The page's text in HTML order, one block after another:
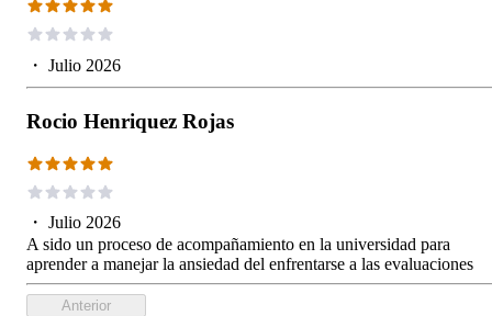
・ Julio 2026
Rocio Henriquez Rojas
・ Julio 2026
A sido un proceso de acompañamiento en la universidad para
aprender a manejar la ansiedad del enfrentarse a las evaluaciones
Anterior